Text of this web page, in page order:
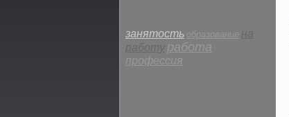
занятость образование на
работу работа
профессия